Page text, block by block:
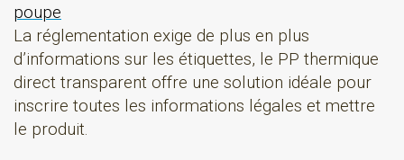
poupe
La réglementation exige de plus en plus
d’informations sur les étiquettes, le PP thermique
direct transparent offre une solution idéale pour
inscrire toutes les informations légales et mettre
le produit.